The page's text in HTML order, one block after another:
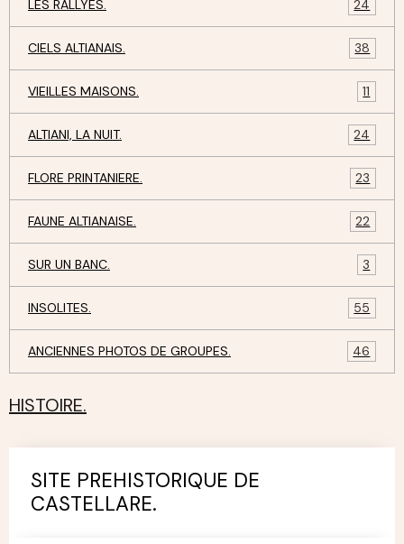
LES RALLYES. 24
CIELS ALTIANAIS. 38
VIEILLES MAISONS. 11
ALTIANI, LA NUIT. 24
FLORE PRINTANIERE. 23
FAUNE ALTIANAISE. 22
SUR UN BANC. 3
INSOLITES. 55
ANCIENNES PHOTOS DE GROUPES. 46
HISTOIRE.
SITE PREHISTORIQUE DE
CASTELLARE.